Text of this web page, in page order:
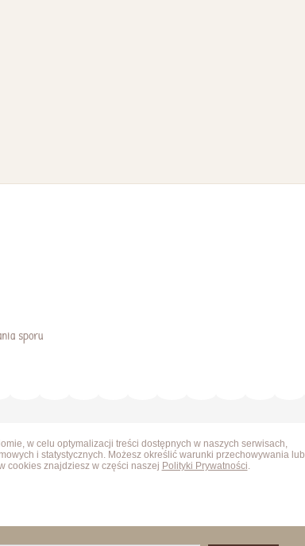
sporu
w celu optymalizacji treści dostępnych w naszych serwisach,
i statystycznych. Możesz określić warunki przechowywania lub
cookies znajdziesz w części naszej Polityki Prywatności.